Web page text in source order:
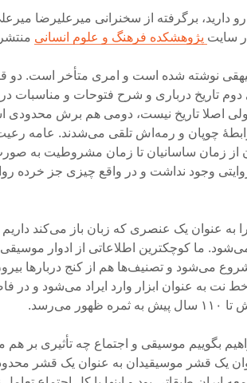
دارید، برگرفته از سخنرانی میرعلیرضا
سایت پژوهشکده فرهنگ و علوم انسانی
بیهقی نوشته شده است و امری متأخر است. دو
تاریخ درباری و شرح فتوحات و مناسبات
اصلا تاریخ نیست، دومی هم برش
چوپان و رمه‌اش تلقی می‌شدند. عامه
از زمان ساسانیان تا زمان مشروطیت به
دهه ۱۳۲۰ روایتی وجود نداشت و در واقع چیزی جز
به عنوان یک عنصری که زبان باز می‌کند
ما کوچکترین اطلاعاتی از ادوار موسیقی
می‌شود و تصنیف‌ها هم از کنج دربارها
خط نت به عنوان ابزار وارد ایراد می‌شود و در
بگوییم موسیقی و اجتماع چه تأثیری بر هم
یک قشر موسیقیدان به عنوان یک قشر